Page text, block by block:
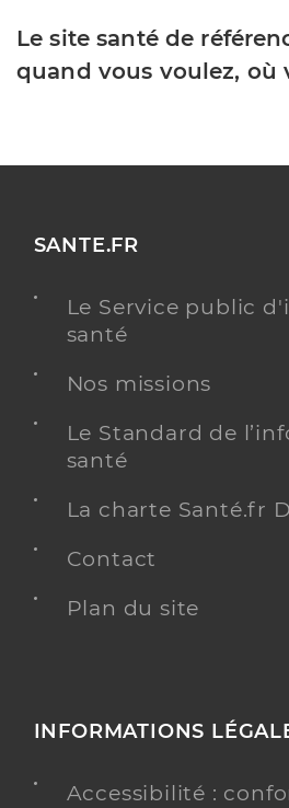
Le site santé de
quand vous voulez, où
SANTE.FR
Le Service public
santé
Nos missions
Le Standard de
santé
La charte Santé.fr
Contact
Plan du site
INFORMATIONS
Accessibilité :